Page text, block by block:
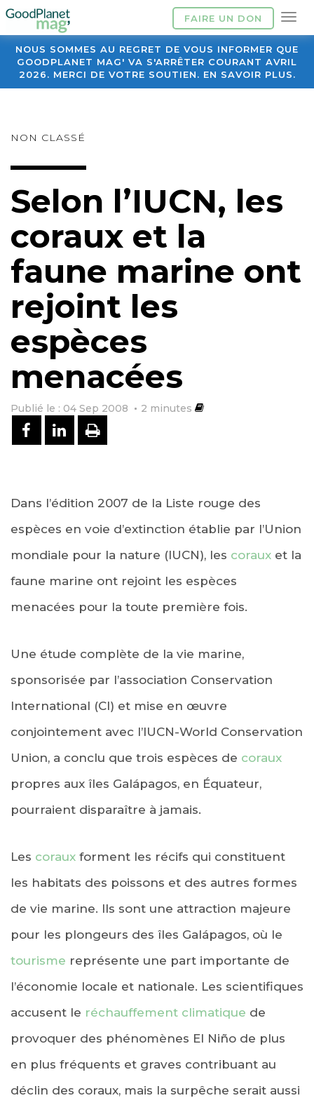
FAIRE UN DON
NOUS SOMMES AU REGRET DE VOUS INFORMER QUE
GOODPLANET MAG' VA S'ARRÊTER COURANT AVRIL
2026. MERCI DE VOTRE SOUTIEN. EN SAVOIR PLUS.
NON CLASSÉ
Selon l’IUCN, les
coraux et la
faune marine ont
rejoint les
espèces
menacées
Publié le : 04 Sep 2008 2 minutes
PARTAGER SUR FACEBOOK
PARTAGER SUR LINKEDIN
IMPRIMER
Dans l’édition 2007 de la Liste rouge des
espèces en voie d’extinction établie par l’Union
mondiale pour la nature (IUCN), les coraux et la
faune marine ont rejoint les espèces
menacées pour la toute première fois.
Une étude complète de la vie marine,
sponsorisée par l’association Conservation
International (CI) et mise en œuvre
conjointement avec l’IUCN-World Conservation
Union, a conclu que trois espèces de coraux
propres aux îles Galápagos, en Équateur,
pourraient disparaître à jamais.
Les coraux forment les récifs qui constituent
les habitats des poissons et des autres formes
de vie marine. Ils sont une attraction majeure
pour les plongeurs des îles Galápagos, où le
tourisme représente une part importante de
l’économie locale et nationale. Les scientifiques
accusent le réchauffement climatique de
provoquer des phénomènes El Niño de plus
en plus fréquents et graves contribuant au
déclin des coraux, mais la surpêche serait aussi